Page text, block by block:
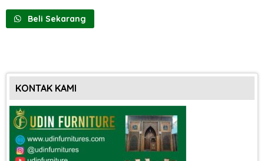
Beli Sekarang
KONTAK KAMI